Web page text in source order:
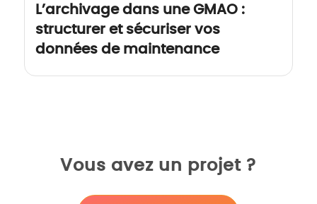
L’archivage dans une GMAO :
structurer et sécuriser vos
données de maintenance
Vous avez un projet ?